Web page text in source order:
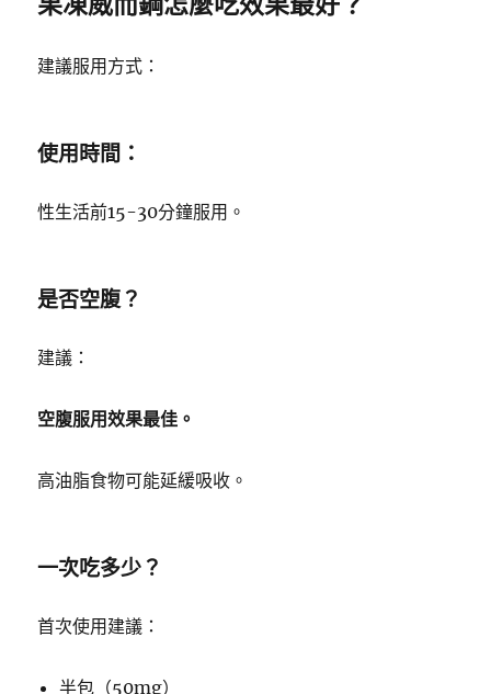
建議服用方式：
使用時間：
性生活前15-30分鐘服用。
是否空腹？
建議：
空腹服用效果最佳。
高油脂食物可能延緩吸收。
一次吃多少？
首次使用建議：
半包（50mg）